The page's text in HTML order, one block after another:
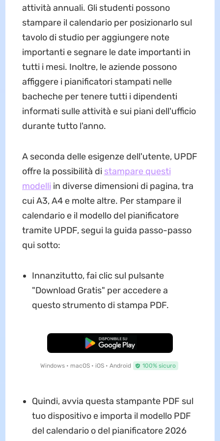
attività annuali. Gli studenti possono
stampare il calendario per posizionarlo sul
tavolo di studio per aggiungere note
importanti e segnare le date importanti in
tutti i mesi. Inoltre, le aziende possono
affiggere i pianificatori stampati nelle
bacheche per tenere tutti i dipendenti
informati sulle attività e sui piani dell'ufficio
durante tutto l'anno.
A seconda delle esigenze dell'utente, UPDF
offre la possibilità di stampare questi
modelli in diverse dimensioni di pagina, tra
cui A3, A4 e molte altre. Per stampare il
calendario e il modello del pianificatore
tramite UPDF, segui la guida passo-passo
qui sotto:
Innanzitutto, fai clic sul pulsante
"Download Gratis" per accedere a
questo strumento di stampa PDF.
Download Gratis
Windows • macOS • iOS • Android 100% sicuro
Quindi, avvia questa stampante PDF sul
tuo dispositivo e importa il modello PDF
del calendario o del pianificatore 2026